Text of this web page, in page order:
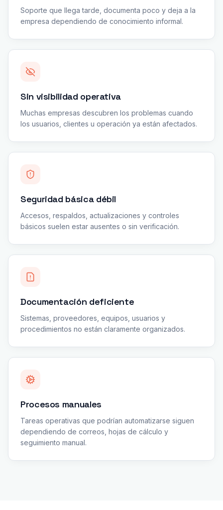
Soporte que llega tarde, documenta poco y deja a la
empresa dependiendo de conocimiento informal.
Sin visibilidad operativa
Muchas empresas descubren los problemas cuando
los usuarios, clientes u operación ya están afectados.
Seguridad básica débil
Accesos, respaldos, actualizaciones y controles
básicos suelen estar ausentes o sin verificación.
Documentación deficiente
Sistemas, proveedores, equipos, usuarios y
procedimientos no están claramente organizados.
Procesos manuales
Tareas operativas que podrían automatizarse siguen
dependiendo de correos, hojas de cálculo y
seguimiento manual.